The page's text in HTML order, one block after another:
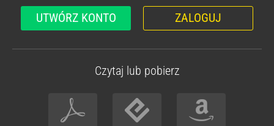
UTWÓRZ KONTO ZALOGUJ
Czytaj lub pobierz